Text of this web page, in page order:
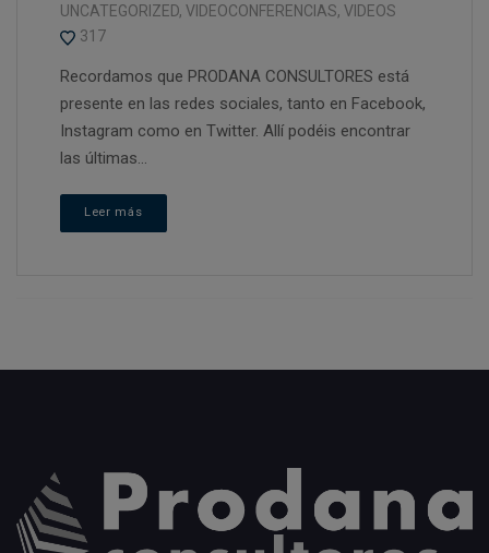
UNCATEGORIZED, VIDEOCONFERENCIAS, VIDEOS
317
Recordamos que PRODANA CONSULTORES está
presente en las redes sociales, tanto en Facebook,
Instagram como en Twitter. Allí podéis encontrar
las últimas...
Leer más